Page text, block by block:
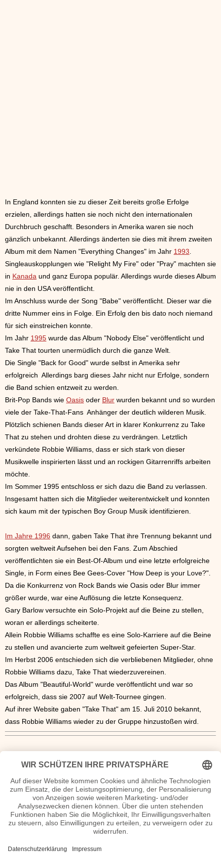
In England konnten sie zu dieser Zeit bereits große Erfolge
erzielen, allerdings hatten sie noch nicht den internationalen
Durchbruch geschafft. Besonders in Amerika waren sie noch
gänzlich unbekannt. Allerdings änderten sie dies mit ihrem zweiten
Album mit dem Namen "Everything Changes" im Jahr 1993
Singleauskopplungen wie "Relight My Fire" oder "Pray" machten sie
in Kanada und ganz Europa populär. Allerdings wurde dieses Album
nie in den USA veröffentlicht.
Im Anschluss wurde der Song "Babe" veröffentlicht. Dieser war die
dritte Nummer eins in Folge. Ein Erfolg den bis dato noch niemand
für sich einstreichen konnte.
Im Jahr 1995 wurde das Album "Nobody Else" veröffentlicht und
Take That tourten unermüdlich durch die ganze Welt.
Die Single "Back for Good" wurde selbst in Amerika sehr
erfolgreich Allerdings barg dieses Jahr nicht nur Erfolge, sondern
die Band schien entzweit zu werden.
Brit-Pop Bands wie Oasis oder Blur wurden bekannt und so wurden
viele der Take-That-Fans Anhänger der deutlich wilderen Musik.
Plötzlich schienen Bands dieser Art in klarer Konkurrenz zu Take
That zu stehen und drohten diese zu verdrängen. Letztlich
verkündete Robbie Williams, dass er sich stark von dieser
Musikwelle inspirierten lässt und an rockigen Gitarrenriffs arbeiten
möchte.
Im Sommer 1995 entschloss er sich dazu die Band zu verlassen.
Insgesamt hatten sich die Mitglieder weiterentwickelt und konnten
sich kaum mit der typischen Boy Group Musik identifizieren.
Im Jahre 1996 dann, gaben Take That ihre Trennung bekannt und
sorgten weltweit Aufsehen bei den Fans. Zum Abschied
veröffentlichten sie ein Best-Of-Album und eine letzte erfolgreiche
Single, in Form eines Bee Gees-Cover "How Deep is your Love?".
Da die Konkurrenz von Rock Bands wie Oasis oder Blur immer
größer wurde, war eine Auflösung die letzte Konsequenz.
Gary Barlow versuchte ein Solo-Projekt auf die Beine zu stellen,
woran er allerdings scheiterte.
Allein Robbie Williams schaffte es eine Solo-Karriere auf die Beine
zu stellen und avancierte zum weltweit gefeierten Super-Star.
Im Herbst 2006 entschieden sich die verbliebenen Mitglieder, ohne
Robbie Williams dazu, Take That wiederzuvereinen.
Das Album "Beautiful-World" wurde veröffentlicht und war so
erfolgreich, dass sie 2007 auf Welt-Tournee gingen.
Auf ihrer Website gaben "Take That" am 15. Juli 2010 bekannt,
dass Robbie Williams wieder zu der Gruppe hinzustoßen wird.
www.takethat.com - Die offizielle Band-Homepage von Take That
Take That Lyrics
Take That Discografie
1992- Take That & Party